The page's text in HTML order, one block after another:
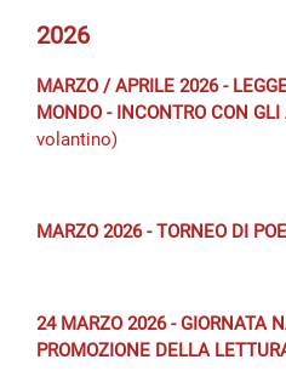
2026
MARZO / APRILE 2026 -
MONDO - INCONTRO CON GLI
volantino)
MARZO 2026 - TORNEO DI
24 MARZO 2026 - GIORNATA
PROMOZIONE DELLA